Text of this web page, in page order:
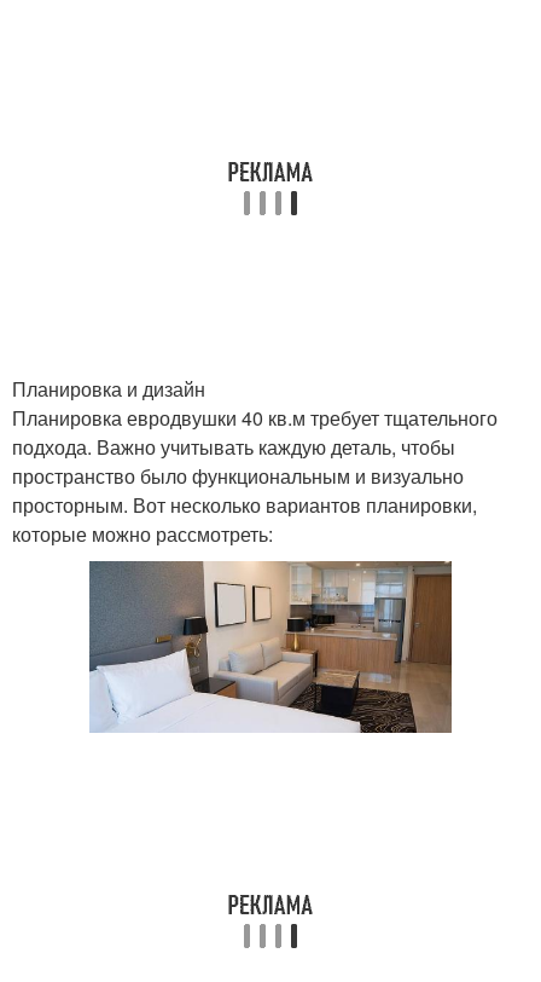
Планировка и дизайн
Планировка евродвушки 40 кв.м требует тщательного
подхода. Важно учитывать каждую деталь, чтобы
пространство было функциональным и визуально
просторным. Вот несколько вариантов планировки,
которые можно рассмотреть: